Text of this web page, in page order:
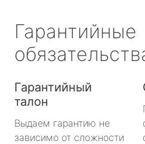
Гарантийные
Гарантийный
талон
Выдаем гарантию не
зависимо от сложности